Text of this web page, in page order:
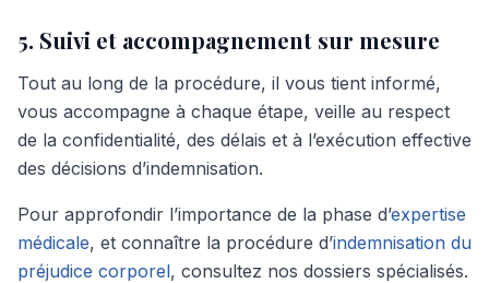
5. Suivi et accompagnement sur mesure
Tout au long de la procédure, il vous tient informé,
vous accompagne à chaque étape, veille au respect
de la confidentialité, des délais et à l’exécution effective
des décisions d’indemnisation.
Pour approfondir l’importance de la phase d’expertise
médicale, et connaître la procédure d’indemnisation du
préjudice corporel, consultez nos dossiers spécialisés.